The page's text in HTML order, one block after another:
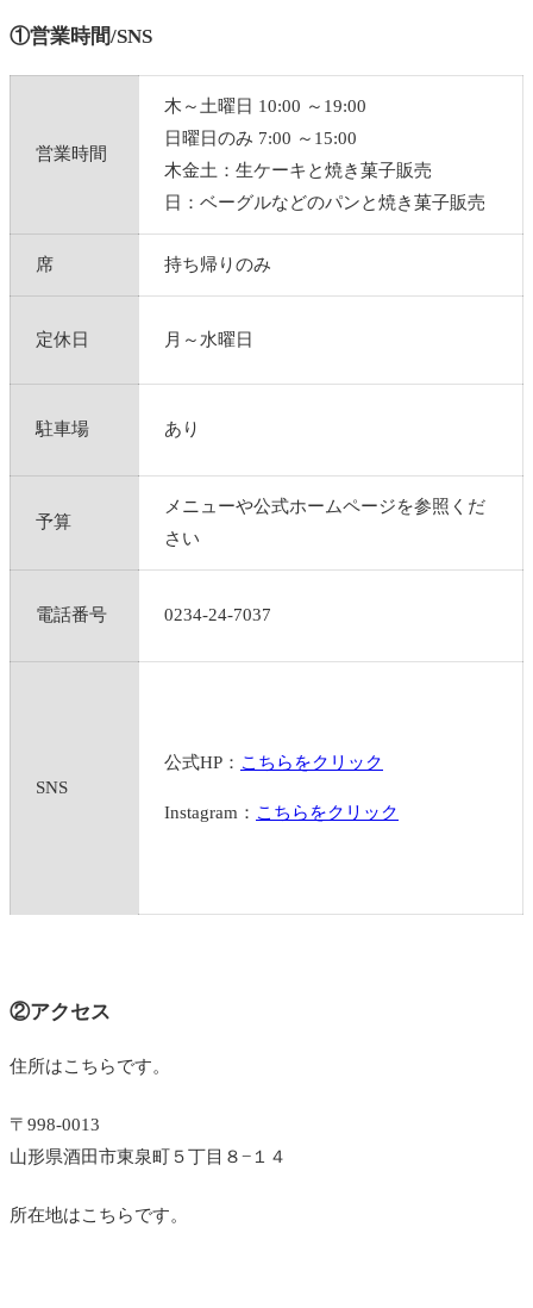
①営業時間/SNS
営業時間
木～土曜日 10:00 ～19:00
日曜日のみ 7:00 ～15:00
木金土：生ケーキと焼き菓子販売
日：ベーグルなどのパンと焼き菓子販売
席 持ち帰りのみ
定休日 月～水曜日
駐車場 あり
予算
メニューや公式ホームページを参照くだ
さい
電話番号 0234-24-7037
SNS
公式HP： こちらをクリック
Instagram： こちらをクリック
②アクセス
住所はこちらです。
〒998-0013
山形県酒田市東泉町５丁目８−１４
所在地はこちらです。